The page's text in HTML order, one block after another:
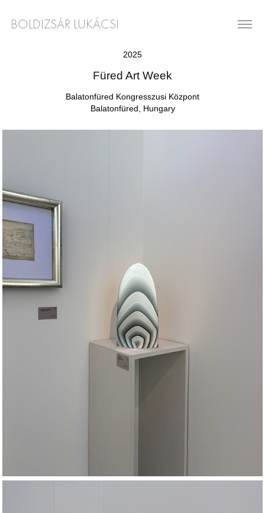
BOLDIZSÁR LUKÁCSI
2025
Füred Art Week
Balatonfüred Kongresszusi Központ
Balatonfüred, Hungary